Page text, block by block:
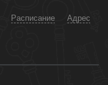
Расписание Адрес